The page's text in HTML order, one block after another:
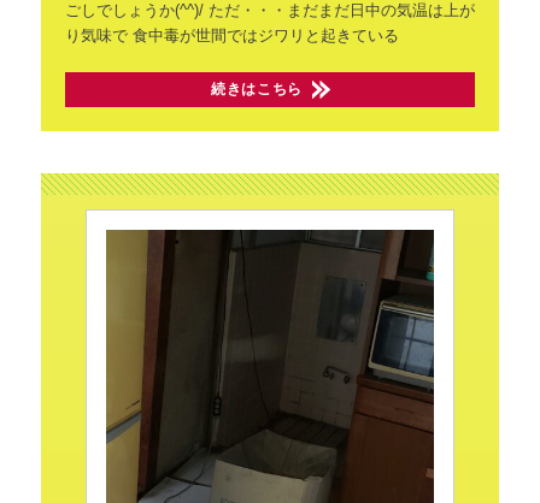
ごしでしょうか(^^)/ ただ・・・まだまだ日中の気温は上が
り気味で食中毒が世間ではジワリと起きている
続きはこちら